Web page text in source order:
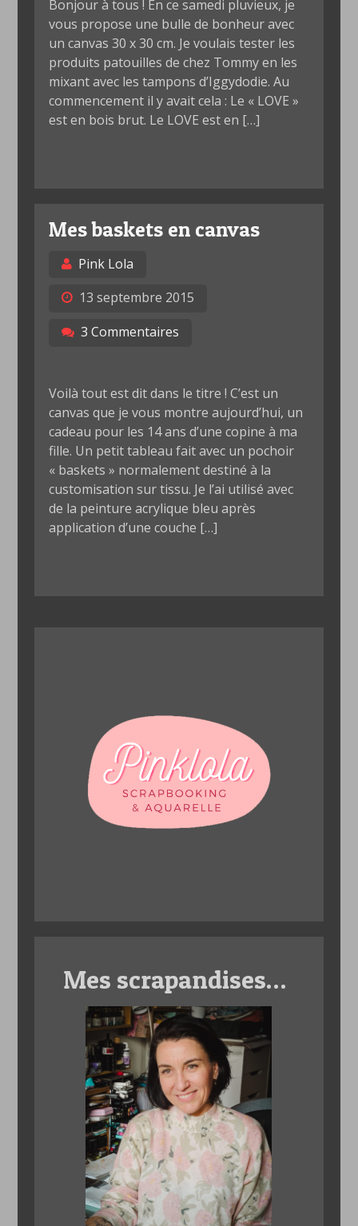
Bonjour à tous ! En ce samedi pluvieux, je
vous propose une bulle de bonheur avec
un canvas 30 x 30 cm. Je voulais tester les
produits patouilles de chez Tommy en les
mixant avec les tampons d’Iggydodie. Au
commencement il y avait cela : Le « LOVE »
est en bois brut. Le LOVE est en […]
Mes baskets en canvas
Pink Lola
13 septembre 2015
3 Commentaires
Voilà tout est dit dans le titre ! C’est un
canvas que je vous montre aujourd’hui, un
cadeau pour les 14 ans d’une copine à ma
fille. Un petit tableau fait avec un pochoir
« baskets » normalement destiné à la
customisation sur tissu. Je l’ai utilisé avec
de la peinture acrylique bleu après
application d’une couche […]
Mes scrapandises…